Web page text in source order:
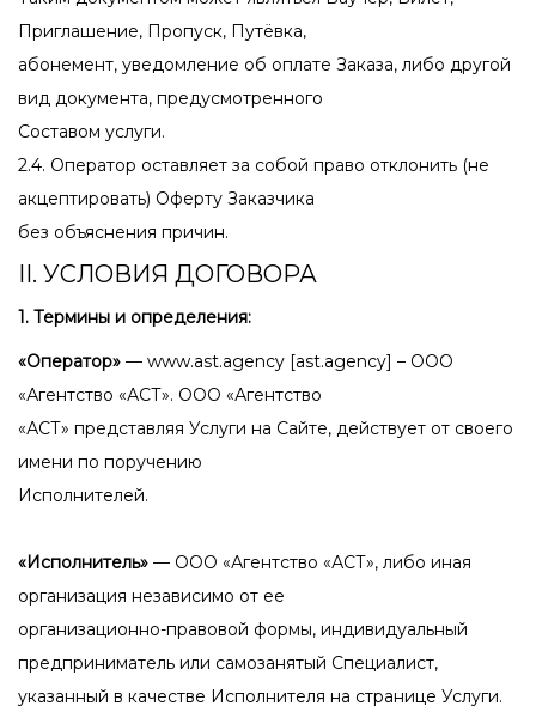
Приглашение, Пропуск, Путёвка,
абонемент, уведомление об оплате Заказа, либо другой
вид документа, предусмотренного
Составом услуги.
2.4. Оператор оставляет за собой право отклонить (не
акцептировать) Оферту Заказчика
без объяснения причин.
II. УСЛОВИЯ ДОГОВОРА
1. Термины и определения:
«Оператор» — www.ast.agency [ast.agency] – ООО
«Агентство «АСТ». ООО «Агентство
«АСТ» представляя Услуги на Сайте, действует от своего
имени по поручению
Исполнителей.
«Исполнитель» — ООО «Агентство «АСТ», либо иная
организация независимо от ее
организационно-правовой формы, индивидуальный
предприниматель или самозанятый Специалист,
указанный в качестве Исполнителя на странице Услуги.